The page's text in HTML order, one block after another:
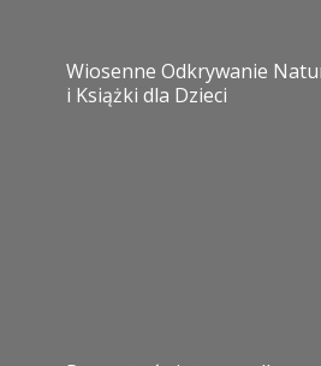
Wiosenne Odkrywanie
i Książki dla Dzieci